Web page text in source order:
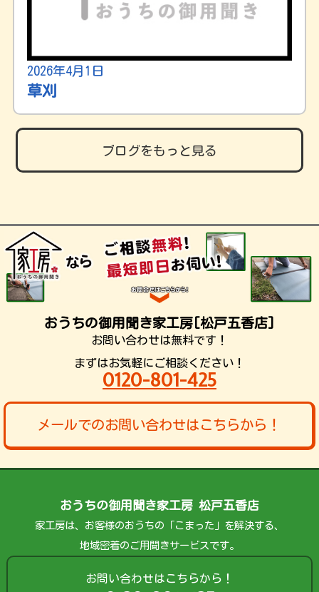
2026年4月1日
草刈
ブログをもっと見る
おうちの御用聞き家工房[松戸五香店]
お問い合わせは無料です！
まずはお気軽にご相談ください！
0120-801-425
メールでのお問い合わせはこちらから！
おうちの御用聞き家工房 松戸五香店
家工房は、お客様のおうちの「こまった」を解決する、
地域密着のご用聞きサービスです。
お問い合わせはこちらから！